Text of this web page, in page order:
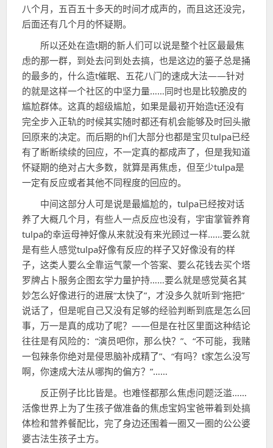
八个月，五百五十多天的时间才成声的，而且这还没完，
后面还有几个月的怀疑期。
所以还处在造t期的新人们可以说是整个社区最最焦
虑的那一群，到处去问到处去搞，也是这边的篓子总是捅
的最多的，什么造t催眠、五花八门的速成大法——针对
的就是这样一个社区的中坚力量……同时也是比较脆皮的
尴尬群体。这真的超级尴尬，如果是最初开始造t还没有
完全步入正轨的时候其实随时都还有机会能够及时回头撤
回原来的决定。而后期的h们大部分也都是宝贝tulpa已经
有了断断续续的回应，不一定真的都成声了，但是我知道
怀疑期的绝对占大多数，就算是再焦虑，但至少tulpa是
一定有反应或者其他不同程度的回应的。
中间这部分人可是说是最尴尬的，tulpa已经按对话
养了大概几个月，有些人一点反应也没有，宇宙掌管养育
tulpa的幸运母神好像从来就没有来光顾过一样……要么就
是有些人感觉tulpa好像有反应的样子又好像没有的样
子，这类人要么全靠运气蒙一个答案、要么花钱去买个塔
罗牌占卜服务企图玄学力量护持……要么就是感觉莫名其
妙怎么好像进行的进展“太快了”，才没多久就听到“拖把”
说话了，但是呢自己又没有足够的经验判断到底是怎么回
事，万一是真的成功了呢？——但是在社区里面这种结论
往往是有风险的：“演员吧你，那么快？”、“不可能，我赌
一包辣条你绝对是侵思脑补成精了”、“有吗？t家怎么没写
啊，你速成大法从哪掏的偏方？”……
反正例子比比皆是。也难怪都那么焦虑问题泛滥……
活像世界上为了生孩子做准备的焦虑宝妈宝爸带着到处搞
体检和营养餐配比，完了身边还围着一圈又一圈的公公婆
婆古法生孩子土方。